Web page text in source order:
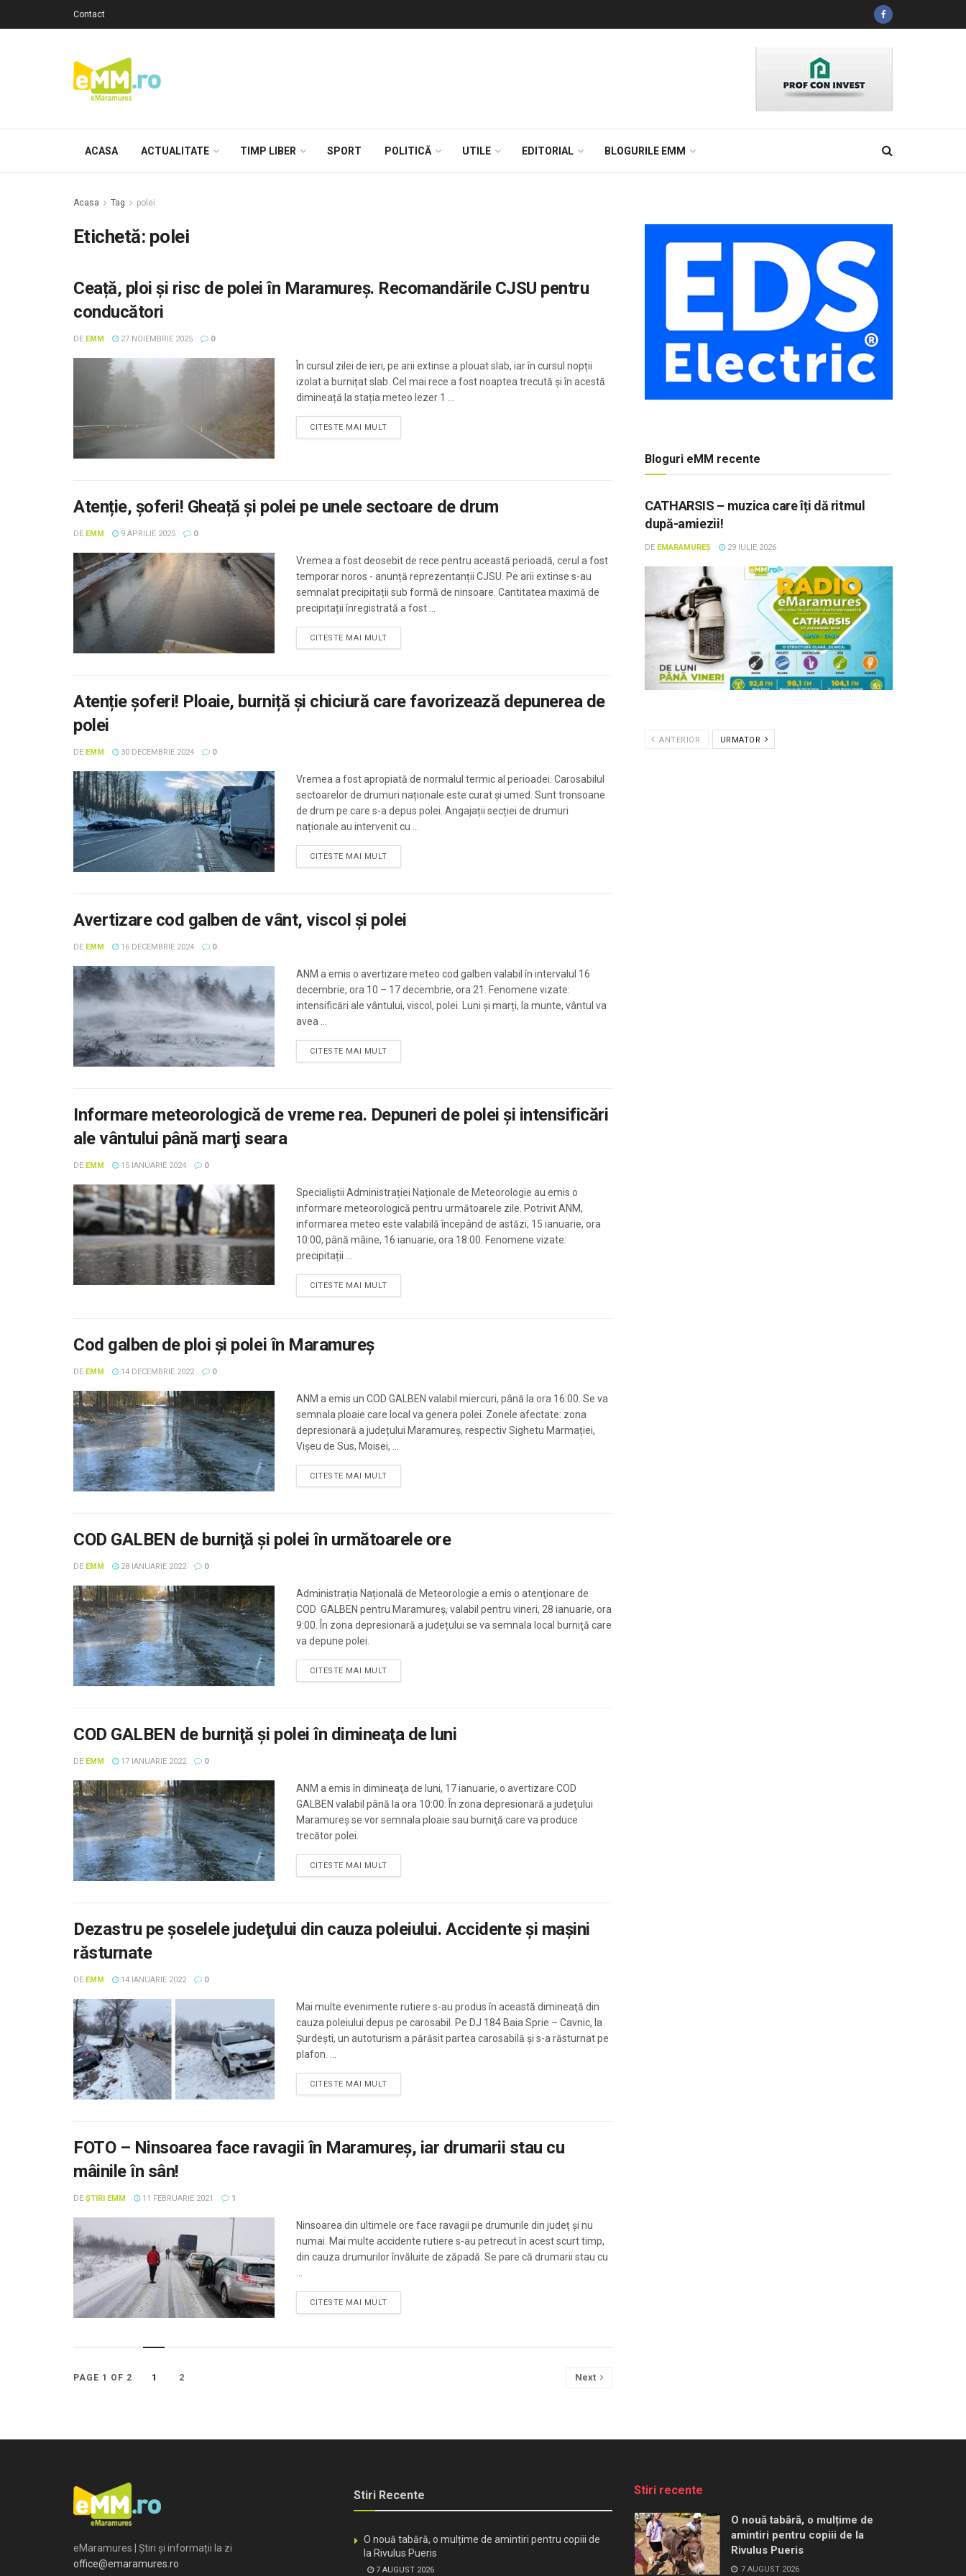
Contact
ACASA ACTUALITATE TIMP LIBER SPORT POLITICĂ UTILE EDITORIAL BLOGURILE EMM
Acasa Tag polei
Etichetă: polei
Ceață, ploi și risc de polei în Maramureș. Recomandările CJSU pentru
conducători
DE EMM 27 NOIEMBRIE 2025 0
În cursul zilei de ieri, pe arii extinse a plouat slab, iar în cursul nopții
izolat a burnițat slab. Cel mai rece a fost noaptea trecută și în acestă
dimineață la stația meteo Iezer 1 ...
CITESTE MAI MULT
Atenție, șoferi! Gheață și polei pe unele sectoare de drum
DE EMM 9 APRILIE 2025 0
Vremea a fost deosebit de rece pentru această perioadă, cerul a fost
temporar noros - anunță reprezentanții CJSU. Pe arii extinse s-au
semnalat precipitații sub formă de ninsoare. Cantitatea maximă de
precipitații înregistrată a fost ...
CITESTE MAI MULT
Atenție șoferi! Ploaie, burniță și chiciură care favorizează depunerea de
polei
DE EMM 30 DECEMBRIE 2024 0
Vremea a fost apropiată de normalul termic al perioadei. Carosabilul
sectoarelor de drumuri naționale este curat și umed. Sunt tronsoane
de drum pe care s-a depus polei. Angajații secției de drumuri
naționale au intervenit cu ...
CITESTE MAI MULT
Avertizare cod galben de vânt, viscol și polei
DE EMM 16 DECEMBRIE 2024 0
ANM a emis o avertizare meteo cod galben valabil în intervalul 16
decembrie, ora 10 – 17 decembrie, ora 21. Fenomene vizate:
intensificări ale vântului, viscol, polei. Luni și marți, la munte, vântul va
avea ...
CITESTE MAI MULT
Informare meteorologică de vreme rea. Depuneri de polei și intensificări
ale vântului până marţi seara
DE EMM 15 IANUARIE 2024 0
Specialiștii Administrației Naționale de Meteorologie au emis o
informare meteorologică pentru următoarele zile. Potrivit ANM,
informarea meteo este valabilă începând de astăzi, 15 ianuarie, ora
10:00, până mâine, 16 ianuarie, ora 18:00. Fenomene vizate:
precipitații ...
CITESTE MAI MULT
Cod galben de ploi şi polei în Maramureş
DE EMM 14 DECEMBRIE 2022 0
ANM a emis un COD GALBEN valabil miercuri, până la ora 16:00. Se va
semnala ploaie care local va genera polei. Zonele afectate: zona
depresionară a județului Maramureş, respectiv Sighetu Marmației,
Vișeu de Sus, Moisei, ...
CITESTE MAI MULT
COD GALBEN de burniţă şi polei în următoarele ore
DE EMM 28 IANUARIE 2022 0
Administrația Națională de Meteorologie a emis o atenţionare de
COD GALBEN pentru Maramureş, valabil pentru vineri, 28 ianuarie, ora
9:00. În zona depresionară a județului se va semnala local burniţă care
va depune polei.
CITESTE MAI MULT
COD GALBEN de burniţă şi polei în dimineaţa de luni
DE EMM 17 IANUARIE 2022 0
ANM a emis în dimineaţa de luni, 17 ianuarie, o avertizare COD
GALBEN valabil până la ora 10:00. În zona depresionară a judeţului
Maramureş se vor semnala ploaie sau burniţă care va produce
trecător polei.
CITESTE MAI MULT
Dezastru pe şoselele judeţului din cauza poleiului. Accidente şi maşini
răsturnate
DE EMM 14 IANUARIE 2022 0
Mai multe evenimente rutiere s-au produs în această dimineaţă din
cauza poleiului depus pe carosabil. Pe DJ 184 Baia Sprie – Cavnic, la
Șurdești, un autoturism a părăsit partea carosabilă și s-a răsturnat pe
plafon. ...
CITESTE MAI MULT
FOTO – Ninsoarea face ravagii în Maramureș, iar drumarii stau cu
mâinile în sân!
DE ȘTIRI EMM 11 FEBRUARIE 2021 1
Ninsoarea din ultimele ore face ravagii pe drumurile din județ și nu
numai. Mai multe accidente rutiere s-au petrecut în acest scurt timp,
din cauza drumurilor învăluite de zăpadă. Se pare că drumarii stau cu
CITESTE MAI MULT
PAGE 1 OF 2 1 2 Next
Bloguri eMM recente
CATHARSIS – muzica care îți dă ritmul
după-amiezii!
DE EMARAMUREȘ 29 IULIE 2026
ANTERIOR URMATOR
eMaramures | Știri și informații la zi
office@emaramures.ro
Stiri Recente
O nouă tabără, o mulțime de amintiri pentru copiii de
la Rivulus Pueris
7 AUGUST 2026
Stiri recente
O nouă tabără, o mulțime de
amintiri pentru copiii de la
Rivulus Pueris
7 AUGUST 2026